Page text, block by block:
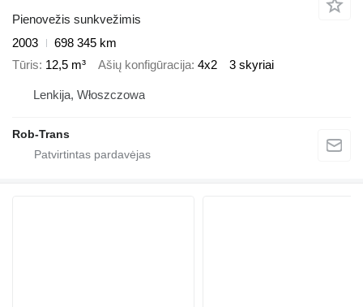
Pienovežis sunkvežimis
2003
698 345 km
Tūris 12,5 m³ Ašių konfigūracija 4x2 3 skyriai
Lenkija, Włoszczowa
Rob-Trans